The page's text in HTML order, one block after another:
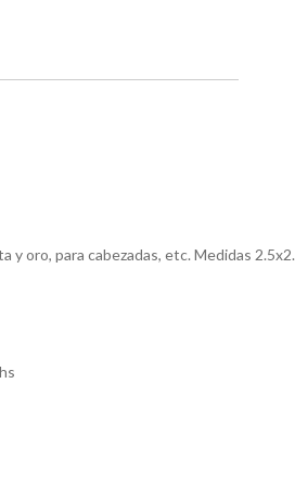
y oro, para cabezadas, etc. Medidas 2.5x2.